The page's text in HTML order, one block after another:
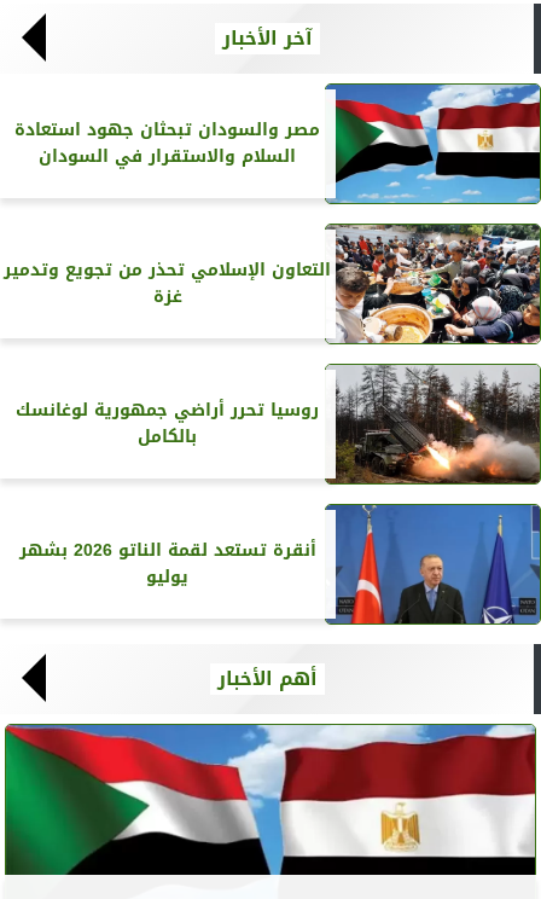
آخر الأخبار
مصر والسودان تبحثان جهود استعادة
السلام والاستقرار في السودان
التعاون الإسلامي تحذر من تجويع وتدمير
غزة
روسيا تحرر أراضي جمهورية لوغانسك
بالكامل
أنقرة تستعد لقمة الناتو 2026 بشهر
يوليو
أهم الأخبار